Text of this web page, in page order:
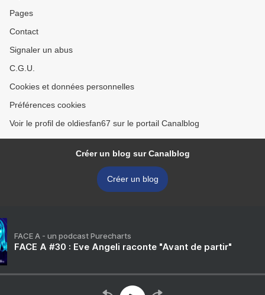
Pages
Contact
Signaler un abus
C.G.U.
Cookies et données personnelles
Préférences cookies
Voir le profil de oldiesfan67 sur le portail Canalblog
Créer un blog sur Canalblog
Créer un blog
FACE A - un podcast Purecharts
FACE A #30 : Eve Angeli raconte "Avant de partir"